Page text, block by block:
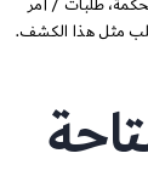
طلبات / أمر
مثل هذا الكشف.